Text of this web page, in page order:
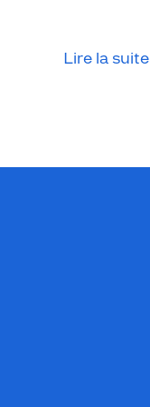
Lire la suite